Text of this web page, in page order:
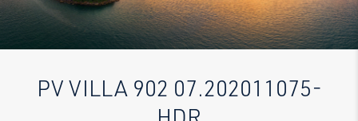
PV VILLA 902 07.202011075-